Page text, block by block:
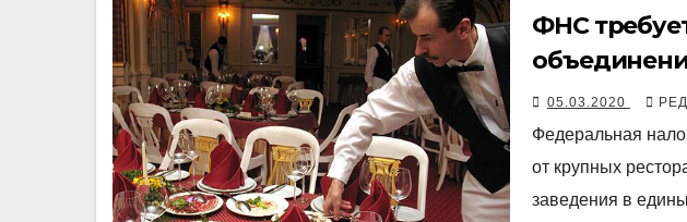
ФНС
увеличения
нагрузки
05.03.2020
Федеральная
от крупных
заведения в